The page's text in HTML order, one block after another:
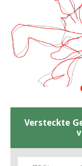
Versteckte